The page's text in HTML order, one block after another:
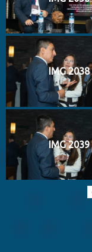
IMG 2038
IMG 2039